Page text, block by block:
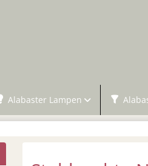
Alabaster Lampen